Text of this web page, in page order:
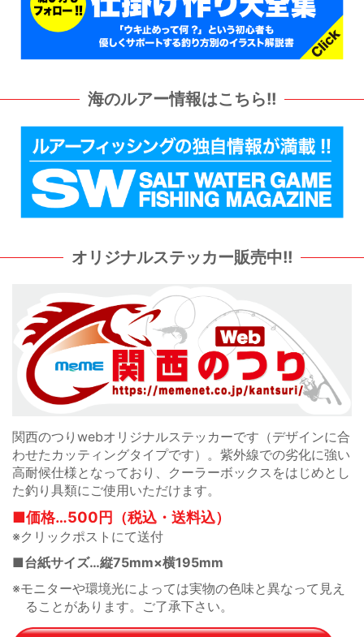
海のルアー情報はこちら!!
オリジナルステッカー販売中!!
関西のつりwebオリジナルステッカーです（デザインに合
わせたカッティングタイプです）。紫外線での劣化に強い
高耐候仕様となっており、クーラーボックスをはじめとし
た釣り具類にご使用いただけます。
■価格…500円（税込・送料込）
※クリックポストにて送付
■台紙サイズ…縦75mm×横195mm
※モニターや環境光によっては実物の色味と異なって見え
ることがあります。ご了承下さい。